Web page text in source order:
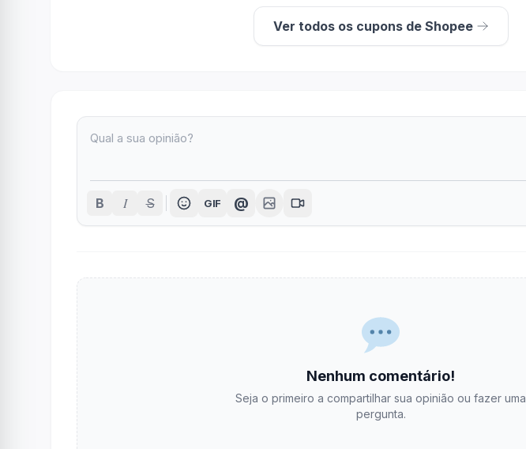
Ver todos os cupons de Shopee
B I S GIF @
Nenhum comentário!
Seja o primeiro a compartilhar sua opinião ou fazer uma
pergunta.